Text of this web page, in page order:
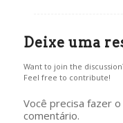
Deixe uma
Want to join the
Feel free to contribute!
Você precisa fazer o
comentário.